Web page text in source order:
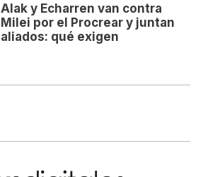
Alak y Echarren van contra
Milei por el Procrear y juntan
aliados: qué exigen